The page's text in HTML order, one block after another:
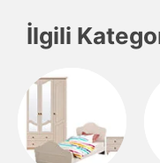
İlgili